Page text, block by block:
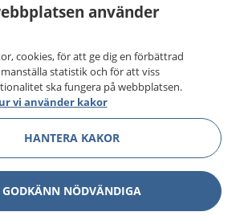
använder
cookies, för att ge dig en förbättrad
statistik och för att viss
ska fungera på webbplatsen.
vi använder kakor
HANTERA KAKOR
GODKÄNN NÖDVÄNDIGA